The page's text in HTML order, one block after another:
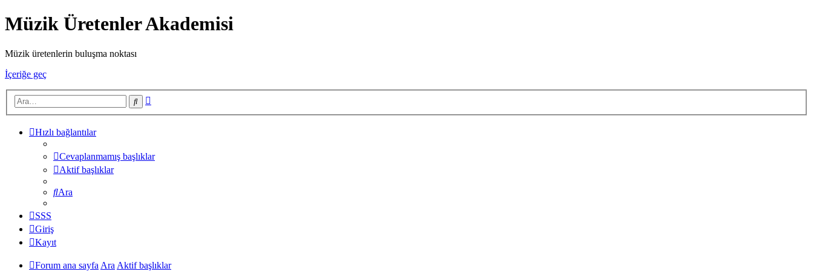
Müzik Üretenler Akademisi
Müzik üretenlerin buluşma noktası
İçeriğe geç
Ara
Hızlı bağlantılar
Cevaplanmamış başlıklar
Aktif başlıklar
Ara
SSS
Giriş
Kayıt
Forum ana sayfaAraAktif başlıklar